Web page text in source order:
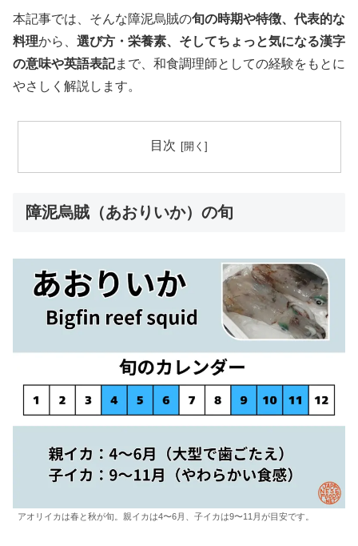
本記事では、そんな障泥烏賊の旬の時期や特徴、代表的な
料理から、 選び方・栄養素、そしてちょっと気になる漢字
の意味や英語表記まで、和食調理師としての経験をもとに
やさしく解説します。
目次
障泥烏賊（あおりいか）の旬
アオリイカは春と秋が旬。親イカは4〜6月、子イカは9〜11月が目安です。